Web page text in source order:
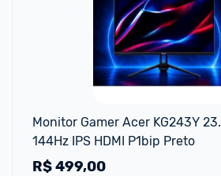
Monitor Gamer Acer KG243Y
144Hz IPS HDMI P1bip Preto
R$499,00